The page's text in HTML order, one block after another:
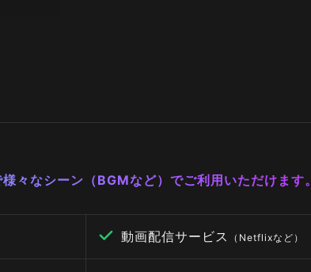
なシーン（BGMなど）でご利用いただけます。
動画配信サービス （Netflixなど）